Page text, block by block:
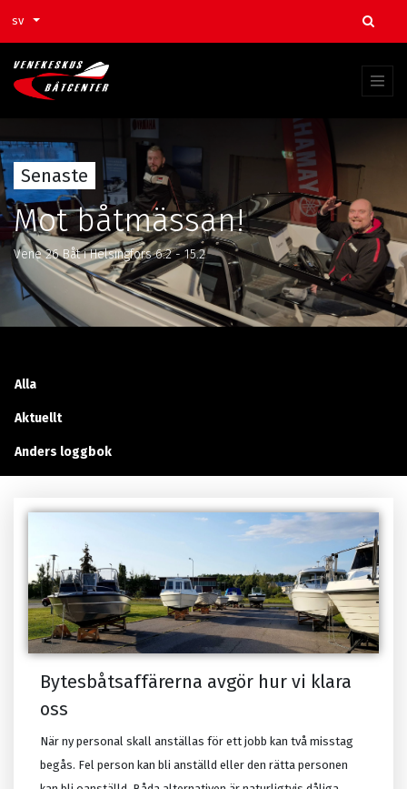
sv
Senaste
Mot båtmässan!
Vene 26 Båt i Helsingfors 6.2 - 15.2
Alla
Aktuellt
Anders loggbok
Bytesbåtsaffärerna avgör hur vi klara
oss
När ny personal skall anställas för ett jobb kan två misstag
begås. Fel person kan bli anställd eller den rätta personen